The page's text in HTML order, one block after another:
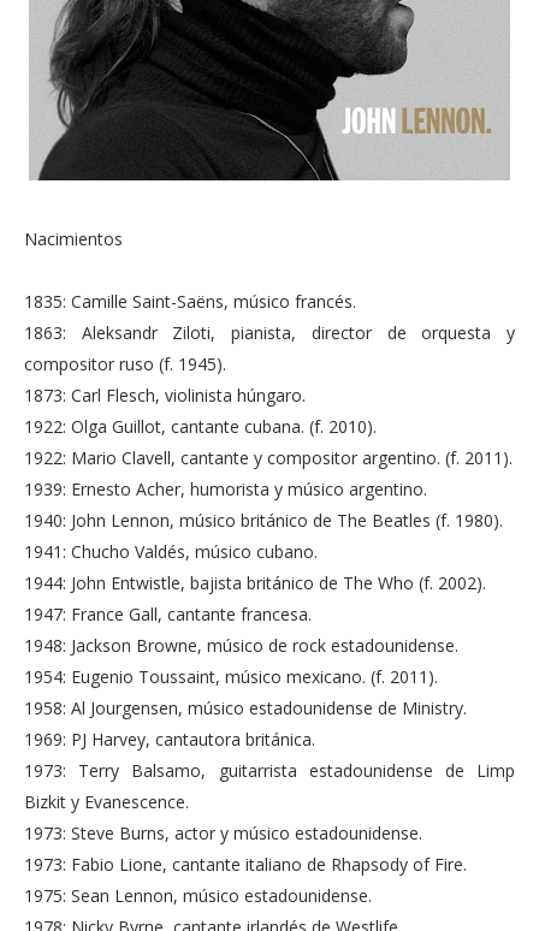
Nacimientos
1835: Camille Saint-Saëns, músico francés.
1863: Aleksandr Ziloti, pianista, director de orquesta y
compositor ruso (f. 1945).
1873: Carl Flesch, violinista húngaro.
1922: Olga Guillot, cantante cubana. (f. 2010).
1922: Mario Clavell, cantante y compositor argentino. (f. 2011).
1939: Ernesto Acher, humorista y músico argentino.
1940: John Lennon, músico británico de The Beatles (f. 1980).
1941: Chucho Valdés, músico cubano.
1944: John Entwistle, bajista británico de The Who (f. 2002).
1947: France Gall, cantante francesa.
1948: Jackson Browne, músico de rock estadounidense.
1954: Eugenio Toussaint, músico mexicano. (f. 2011).
1958: Al Jourgensen, músico estadounidense de Ministry.
1969: PJ Harvey, cantautora británica.
1973: Terry Balsamo, guitarrista estadounidense de Limp
Bizkit y Evanescence.
1973: Steve Burns, actor y músico estadounidense.
1973: Fabio Lione, cantante italiano de Rhapsody of Fire.
1975: Sean Lennon, músico estadounidense.